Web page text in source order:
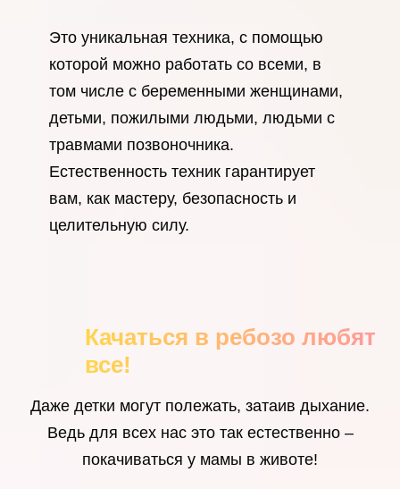
Это уникальная техника, с помощью
которой можно работать со всеми, в
том числе с беременными женщинами,
детьми, пожилыми людьми, людьми с
травмами позвоночника.
Естественность техник гарантирует
вам, как мастеру, безопасность и
целительную силу.
Качаться в ребозо любят
все!
Даже детки могут полежать, затаив дыхание.
Ведь для всех нас это так естественно –
покачиваться у мамы в животе!